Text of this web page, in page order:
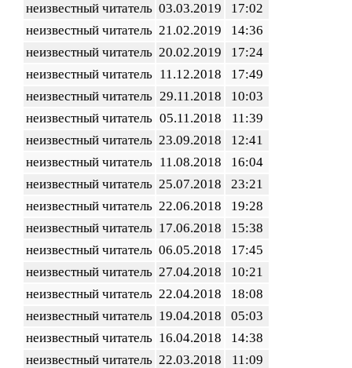
неизвестный читатель 03.03.2019
17:02
неизвестный читатель 21.02.2019
14:36
неизвестный читатель 20.02.2019
17:24
неизвестный читатель 11.12.2018
17:49
неизвестный читатель 29.11.2018
10:03
неизвестный читатель 05.11.2018
11:39
неизвестный читатель 23.09.2018
12:41
неизвестный читатель 11.08.2018
16:04
неизвестный читатель 25.07.2018
23:21
неизвестный читатель 22.06.2018
19:28
неизвестный читатель 17.06.2018
15:38
неизвестный читатель 06.05.2018
17:45
неизвестный читатель 27.04.2018
10:21
неизвестный читатель 22.04.2018
18:08
неизвестный читатель 19.04.2018
05:03
неизвестный читатель 16.04.2018
14:38
неизвестный читатель 22.03.2018
11:09